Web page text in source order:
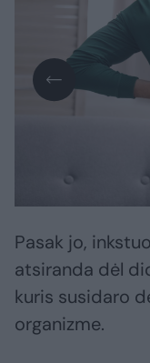
Pasak jo,
atsiranda dėl
kuris susidaro
organizme.